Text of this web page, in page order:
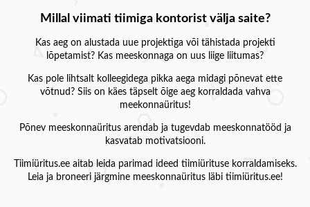
Millal viimati tiimiga kontorist välja saite?
Kas aeg on alustada uue projektiga või tähistada projekti
lõpetamist? Kas meeskonnaga on uus liige liitumas?
Kas pole lihtsalt kolleegidega pikka aega midagi põnevat ette
võtnud? Siis on käes täpselt õige aeg korraldada vahva
meekonnaüritus!
Põnev meeskonnaüritus arendab ja tugevdab meeskonnatööd ja
kasvatab motivatsiooni.
Tiimiüritus.ee aitab leida parimad ideed tiimiürituse korraldamiseks.
Leia ja broneeri järgmine meeskonnaüritus läbi tiimiüritus.ee!